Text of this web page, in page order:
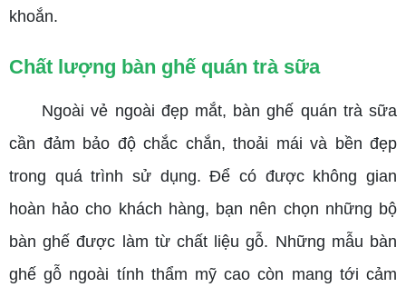
khoắn.
Chất lượng bàn ghế quán trà sữa
Ngoài vẻ ngoài đẹp mắt, bàn ghế quán trà sữa
cần đảm bảo độ chắc chắn, thoải mái và bền đẹp
trong quá trình sử dụng. Để có được không gian
hoàn hảo cho khách hàng, bạn nên chọn những bộ
bàn ghế được làm từ chất liệu gỗ. Những mẫu bàn
ghế gỗ ngoài tính thẩm mỹ cao còn mang tới cảm